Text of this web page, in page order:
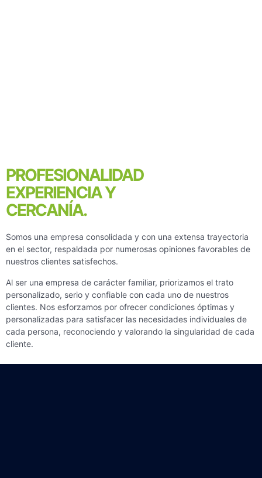
PROFESIONALIDAD
EXPERIENCIA Y
CERCANÍA.
Somos una empresa consolidada y con una extensa trayectoria
en el sector, respaldada por numerosas opiniones favorables de
nuestros clientes satisfechos.
Al ser una empresa de carácter familiar, priorizamos el trato
personalizado, serio y confiable con cada uno de nuestros
clientes. Nos esforzamos por ofrecer condiciones óptimas y
personalizadas para satisfacer las necesidades individuales de
cada persona, reconociendo y valorando la singularidad de cada
cliente.